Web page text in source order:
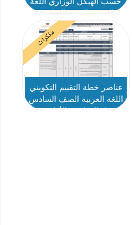
مذكرات
عناصر خطة التقييم التكويني
اللغة العربية الصف السادس